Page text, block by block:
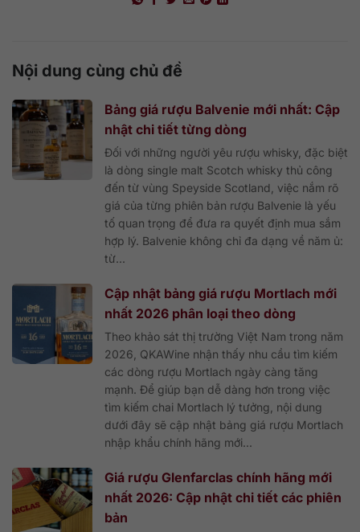
Nội dung cùng chủ đề
Bảng giá rượu Balvenie mới nhất: Cập
nhật chi tiết từng dòng
Đối với những người yêu rượu whisky, đặc biệt
là dòng single malt Scotch whisky thủ công
đến từ vùng Speyside Scotland, việc nắm rõ
giá của từng phiên bản rượu Balvenie là yếu
tố quan trọng để đưa ra quyết định mua sắm
hợp lý. Balvenie không chỉ đa dạng về năm ủ:
từ...
Cập nhật bảng giá rượu Mortlach mới
nhất 2026 phân loại theo dòng
Theo khảo sát thị trường Việt Nam trong năm
2026, QKAWine nhận thấy nhu cầu tìm kiếm
các dòng rượu Mortlach ngày càng tăng
mạnh. Để giúp bạn dễ dàng hơn trong việc
tìm kiếm chai Mortlach lý tưởng, nội dung
dưới đây sẽ cập nhật bảng giá rượu Mortlach
nhập khẩu chính hãng mới...
Giá rượu Glenfarclas chính hãng mới
nhất 2026: Cập nhật chi tiết các phiên
bản